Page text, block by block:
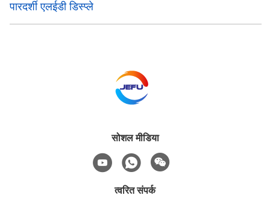
पारदर्शी एलईडी डिस्प्ले
सोशल मीडिया
त्वरित संपर्क